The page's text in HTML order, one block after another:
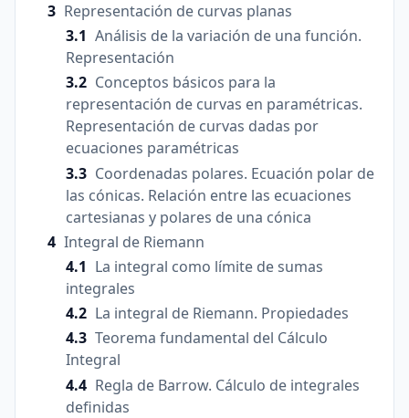
Representación de curvas planas
Análisis de la variación de una función.
Representación
Conceptos básicos para la
representación de curvas en paramétricas.
Representación de curvas dadas por
ecuaciones paramétricas
Coordenadas polares. Ecuación polar de
las cónicas. Relación entre las ecuaciones
cartesianas y polares de una cónica
Integral de Riemann
La integral como límite de sumas
integrales
La integral de Riemann. Propiedades
Teorema fundamental del Cálculo
Integral
Regla de Barrow. Cálculo de integrales
definidas